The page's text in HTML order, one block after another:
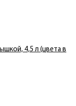
4,5 л (цвета в